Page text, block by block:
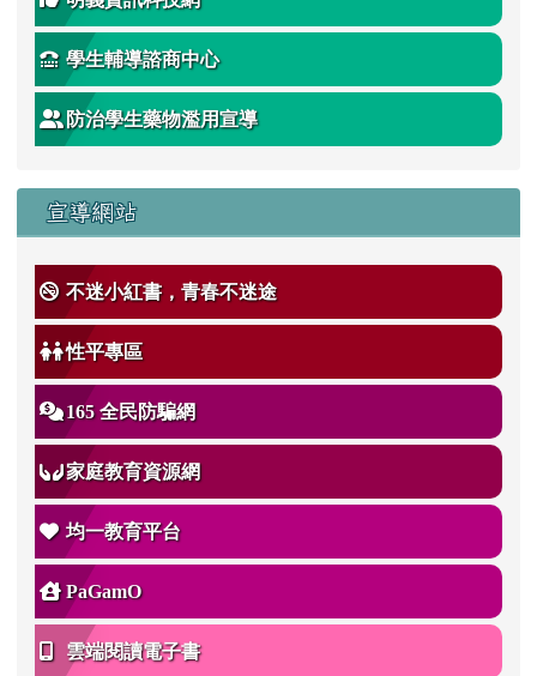
學生輔導諮商中心
防治學生藥物濫用宣導
宣導網站
不迷小紅書，青春不迷途
性平專區
165 全民防騙網
家庭教育資源網
均一教育平台
PaGamO
雲端閱讀電子書